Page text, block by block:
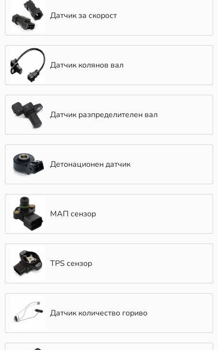
Датчик за скорост
Датчик колянов вал
Датчик разпределителен вал
Детонационен датчик
МАП сензор
TPS сензор
Датчик количество гориво